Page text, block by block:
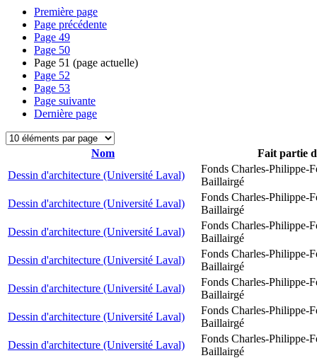
Première page
Page précédente
Page 49
Page 50
Page 51 (page actuelle)
Page 52
Page 53
Page suivante
Dernière page
Nom
Fait partie
Dessin d'architecture (Université Laval)
Fonds Charles-Philippe-
Baillairgé
Dessin d'architecture (Université Laval)
Fonds Charles-Philippe-
Baillairgé
Dessin d'architecture (Université Laval)
Fonds Charles-Philippe-
Baillairgé
Dessin d'architecture (Université Laval)
Fonds Charles-Philippe-
Baillairgé
Dessin d'architecture (Université Laval)
Fonds Charles-Philippe-
Baillairgé
Dessin d'architecture (Université Laval)
Fonds Charles-Philippe-
Baillairgé
Dessin d'architecture (Université Laval)
Fonds Charles-Philippe-
Baillairgé